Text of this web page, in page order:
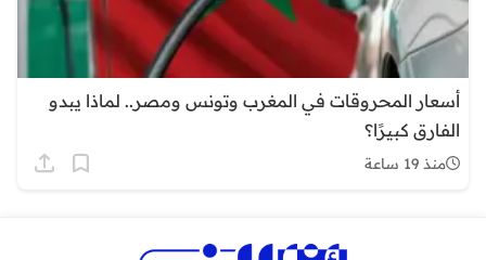
أسعار المحروقات في المغرب وتونس ومصر.. لماذا يبدو
الفارق كبيرًا؟
منذ 19 ساعة